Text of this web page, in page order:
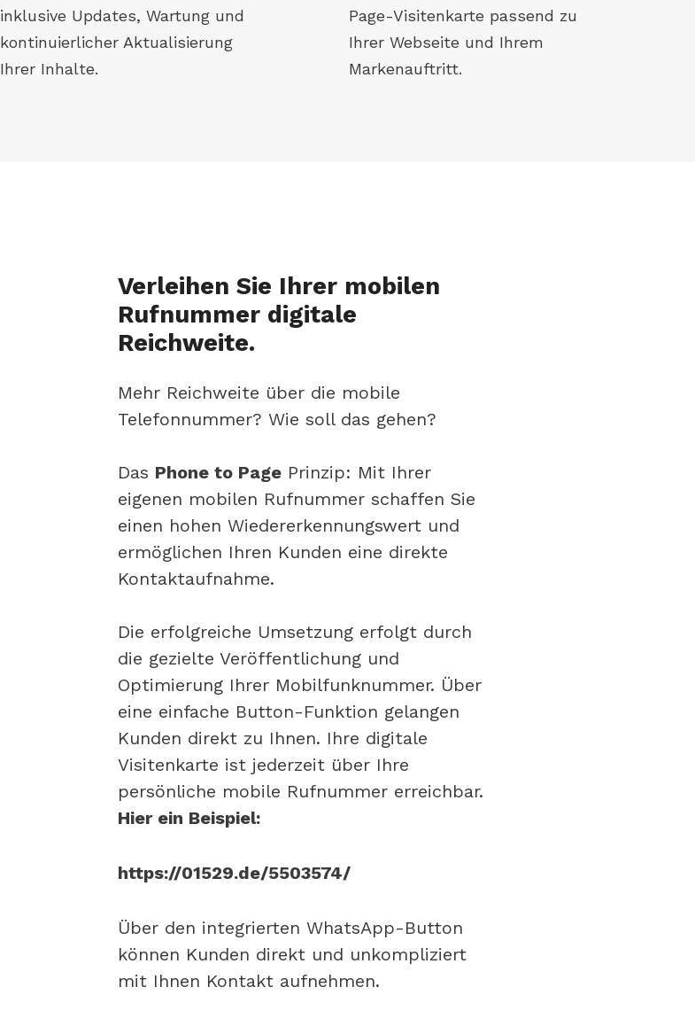
inklusive Updates, Wartung und
kontinuierlicher Aktualisierung
Ihrer Inhalte.
Page-Visitenkarte passend zu
Ihrer Webseite und Ihrem
Markenauftritt.
Verleihen Sie Ihrer mobilen
Rufnummer digitale
Reichweite.
Mehr Reichweite über die mobile
Telefonnummer? Wie soll das gehen?
Das Phone to Page Prinzip: Mit Ihrer
eigenen mobilen Rufnummer schaffen Sie
einen hohen Wiedererkennungswert und
ermöglichen Ihren Kunden eine direkte
Kontaktaufnahme.
Die erfolgreiche Umsetzung erfolgt durch
die gezielte Veröffentlichung und
Optimierung Ihrer Mobilfunknummer. Über
eine einfache Button-Funktion gelangen
Kunden direkt zu Ihnen. Ihre digitale
Visitenkarte ist jederzeit über Ihre
persönliche mobile Rufnummer erreichbar.
Hier ein Beispiel:
https://01529.de/5503574/
Über den integrierten WhatsApp-Button
können Kunden direkt und unkompliziert
mit Ihnen Kontakt aufnehmen.